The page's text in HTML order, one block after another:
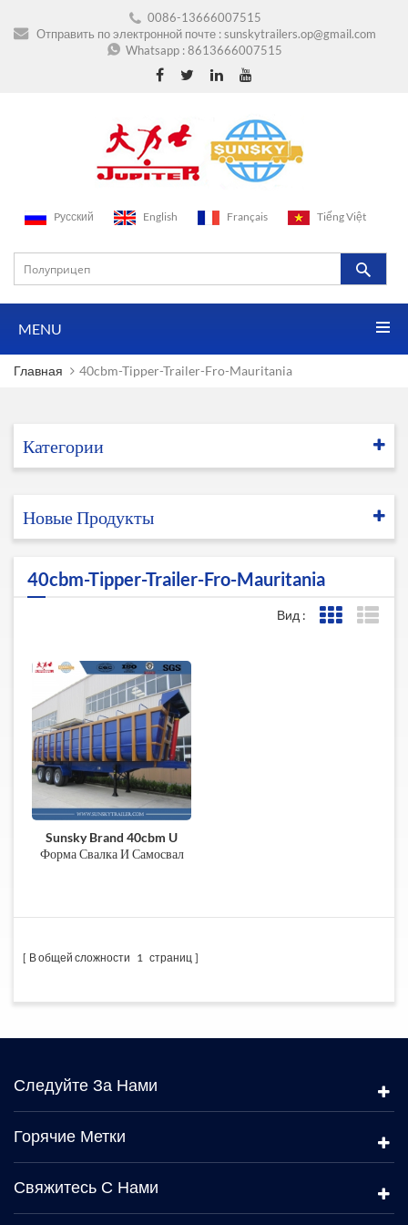
0086-13666007515
Отправить по электронной почте :sunskytrailers.op@gmail.com
Whatsapp :8613666007515
Pусский English Français Tiếng Việt
MENU
Главная 40cbm-Tipper-Trailer-Fro-Mauritania
Категории
Новые Продукты
40cbm-Tipper-Trailer-Fro-Mauritania
Вид :
Sunsky Brand 40cbm U
Форма Свалка И Самосвал
В общей сложности 1 страниц
Следуйте За Нами
Горячие Метки
Свяжитесь С Нами